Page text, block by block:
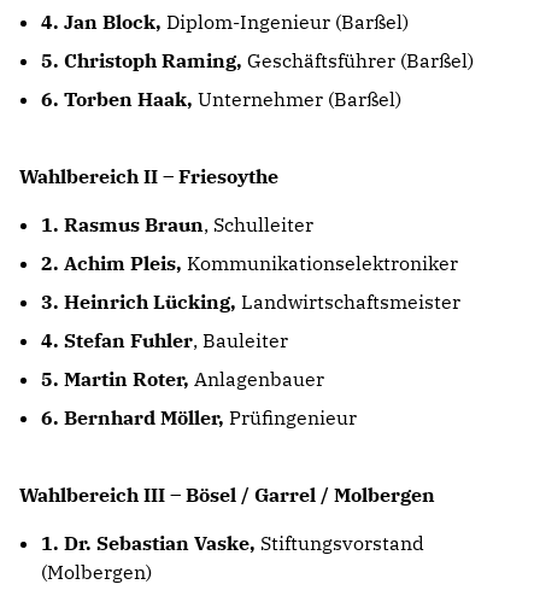
4. Jan Block, Diplom-Ingenieur (Barßel)
5. Christoph Raming, Geschäftsführer (Barßel)
6. Torben Haak, Unternehmer (Barßel)
Wahlbereich II – Friesoythe
1. Rasmus Braun, Schulleiter
2. Achim Pleis, Kommunikationselektroniker
3. Heinrich Lücking, Landwirtschaftsmeister
4. Stefan Fuhler, Bauleiter
5. Martin Roter, Anlagenbauer
6. Bernhard Möller, Prüfingenieur
Wahlbereich III – Bösel / Garrel / Molbergen
1. Dr. Sebastian Vaske, Stiftungsvorstand
(Molbergen)